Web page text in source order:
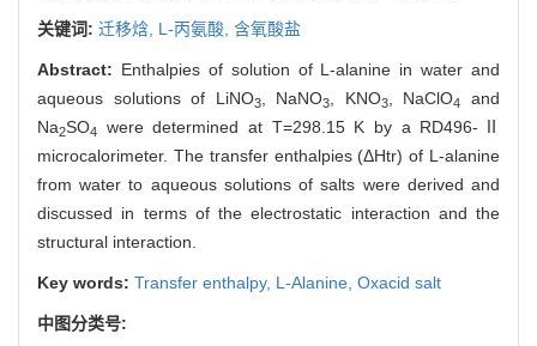
关键词: 迁移焓, L-丙氨酸, 含氧酸盐
Abstract: Enthalpies of solution of L-alanine in water and
aqueous solutions of LiNO3, NaNO3, KNO3, NaClO4
and
Na2SO4
were determined at T=298.15 K by a RD496-Ⅱ
microcalorimeter. The transfer enthalpies (ΔHtr) of L-alanine
from water to aqueous solutions of salts were derived and
discussed in terms of the electrostatic interaction and the
structural interaction.
Key words: Transfer enthalpy, L-Alanine, Oxacid salt
中图分类号: